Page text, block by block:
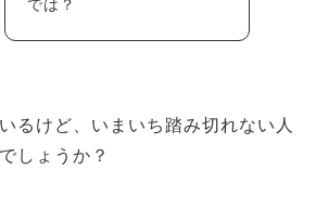
では？
るけど、いまいち踏み切れない人
しょうか？